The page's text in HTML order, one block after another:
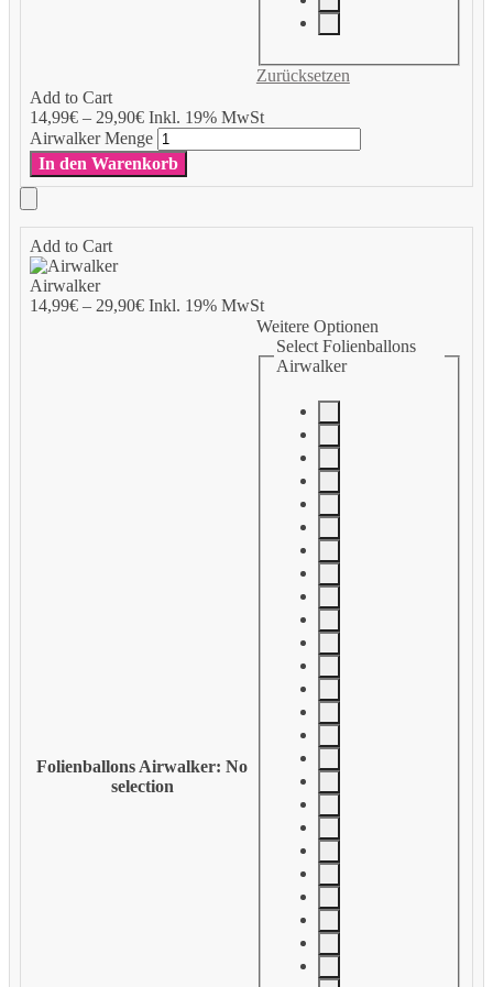
Add to Cart
14,99€– 29,90€Inkl. 19% MwSt
Zurücksetzen
Airwalker Menge
In den Warenkorb
Add to Cart
Airwalker
14,99€– 29,90€Inkl. 19% MwSt
Folienballons Airwalker: No
selection
Weitere Optionen
Select Folienballons
Airwalker